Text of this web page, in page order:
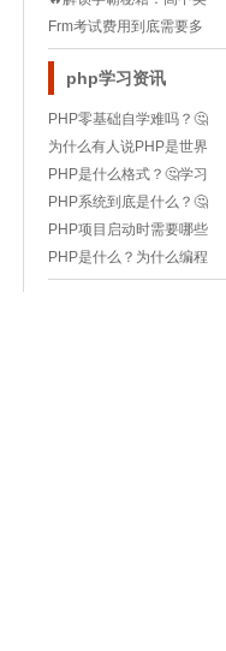
语学习的终极指南🚀
Frm考试费用到底需要多
少？2025最新
php学习资讯
PHP零基础自学难吗？🤔
如何快速入门又不掉头
发？⚡
为什么有人说PHP是世界
上最好的语言？🤔
PHP是什么格式？🤔学习
编程的你一定要知道！✨
PHP系统到底是什么？🤔
学习它需要哪些基础？快
来看！✨
PHP项目启动时需要哪些
步骤？🚀如何快速搭建环
境？
PHP是什么？为什么编程
要学PHP？✨